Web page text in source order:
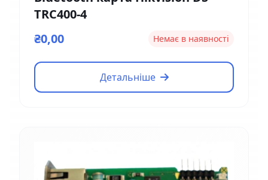
TRC400-4
₴0,00
Немає в наявності
Детальніше